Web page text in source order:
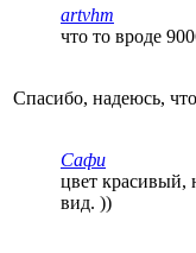
artvhm
что то вроде
Спасибо, надеюсь,
Сафи
цвет красивый,
вид. ))